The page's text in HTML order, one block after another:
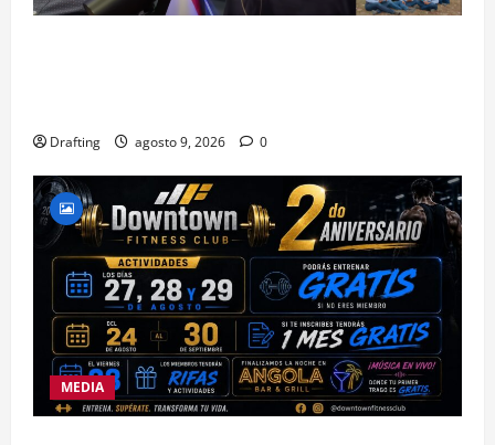
Drafting agosto 9, 2026 0
MEDIA